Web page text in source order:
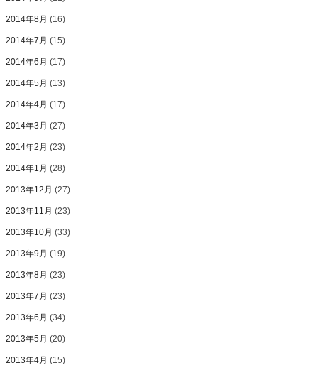
2014年8月 (16)
2014年7月 (15)
2014年6月 (17)
2014年5月 (13)
2014年4月 (17)
2014年3月 (27)
2014年2月 (23)
2014年1月 (28)
2013年12月 (27)
2013年11月 (23)
2013年10月 (33)
2013年9月 (19)
2013年8月 (23)
2013年7月 (23)
2013年6月 (34)
2013年5月 (20)
2013年4月 (15)